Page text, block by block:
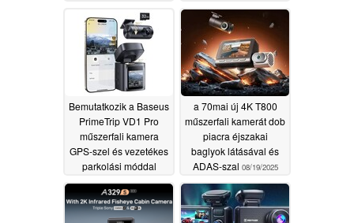
10/10/2025
Bemutatkozik a Baseus
PrimeTrip VD1 Pro
műszerfali kamera
GPS-szel és vezetékes
parkolási móddal
09/11/2025
a 70mai új 4K T800
műszerfali kamerát dob
piacra éjszakai
baglyok látásával és
ADAS-szal 08/19/2025